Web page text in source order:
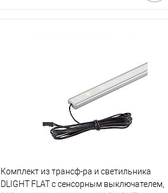
Купить в 1 клик
Комплект из трансф-ра и светильника
DLIGHT FLAT с сенсорным выключателем,